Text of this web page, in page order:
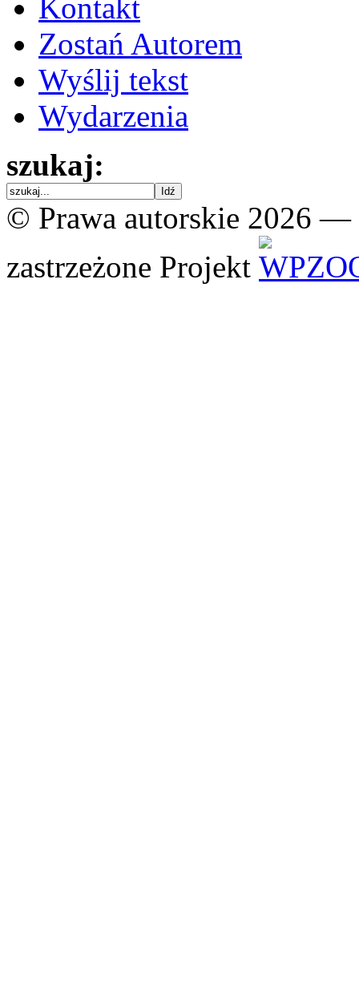
Kontakt
Zostań Autorem
Wyślij tekst
Wydarzenia
szukaj:
© Prawa autorskie 2026 —
zastrzeżone Projekt